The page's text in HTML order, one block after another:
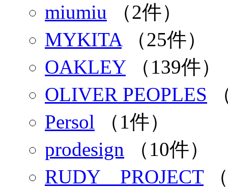
miumiu （2件）
MYKITA（25件）
OAKLEY（139件）
OLIVER PEOPLES
Persol （1件）
prodesign （10件）
RUDY PROJECT